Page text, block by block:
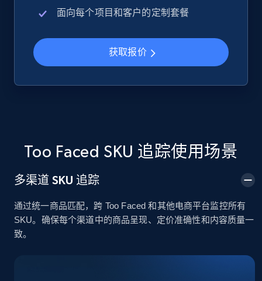
URL, Product id, Title, Product description,
Rating, Reviews count, Images, Variations, and
web using keywords
Rating, Reviews count, Images, Variations, and
more.
立即开始
面向每个项目和客户的定制套餐
获取报价
Too Faced SKU 追踪使用场景
多渠道 SKU 追踪
通过统一商品匹配，跨 Too Faced 和其他电商平台监控所有
SKU。确保每个渠道中的商品呈现、定价准确性和内容质量一
致。